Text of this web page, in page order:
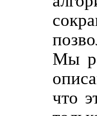
Мы
что